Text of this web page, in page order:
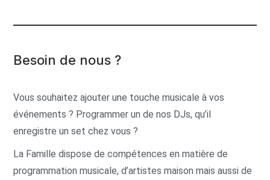
Besoin de nous ?
Vous souhaitez ajouter une touche musicale à vos
événements ? Programmer un de nos DJs, qu’il
enregistre un set chez vous ?
La Famille dispose de compétences en matière de
programmation musicale, d’artistes maison mais aussi de